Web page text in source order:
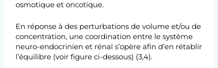
osmotique et oncotique.
En réponse à des perturbations de volume et/ou de
concentration, une coordination entre le système
neuro-endocrinien et rénal s’opère afin d’en rétablir
l’équilibre (voir figure ci-dessous) (3,4).